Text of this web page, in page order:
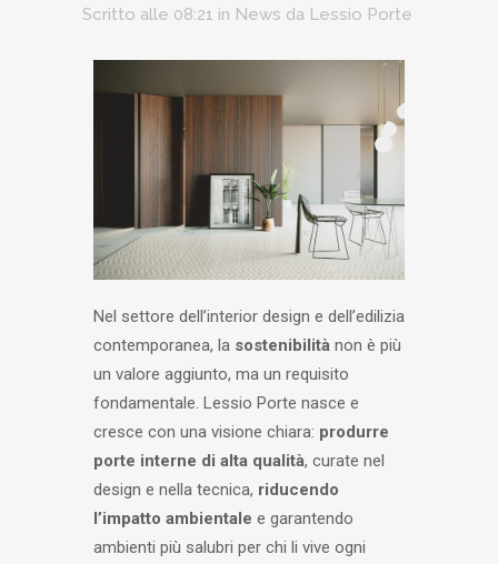
Scritto alle 08:21 in News da Lessio Porte
Nel settore dell’interior design e dell’edilizia
contemporanea, la sostenibilità non è più
un valore aggiunto, ma un requisito
fondamentale. Lessio Porte nasce e
cresce con una visione chiara: produrre
porte interne di alta qualità, curate nel
design e nella tecnica, riducendo
l’impatto ambientale e garantendo
ambienti più salubri per chi li vive ogni